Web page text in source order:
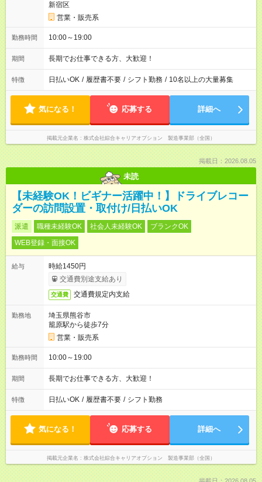
新宿区
営業・販売系
勤務時間 10:00～19:00
期間 長期でお仕事できる方、大歓迎！
特徴 日払いOK / 履歴書不要 / シフト勤務 / 10名以上の大量募集
気になる！ 応募する 詳細へ
掲載元企業名 株式会社綜合キャリアオプション 製造事業部（全国）
掲載日：2026.08.05
未読
【未経験OK！ビギナー活躍中！】ドライブレコー
ダーの訪問設置・取付け/日払いOK
派遣 職種未経験OK 社会人未経験OK
ブランクOK
WEB登録・面接OK
給与
時給1450円
交通費別途支給あり
交通費 交通費規定内支給
勤務地
埼玉県熊谷市
籠原駅から徒歩7分
営業・販売系
勤務時間 10:00～19:00
期間 長期でお仕事できる方、大歓迎！
特徴 日払いOK / 履歴書不要 / シフト勤務
気になる！ 応募する 詳細へ
掲載元企業名 株式会社綜合キャリアオプション 製造事業部（全国）